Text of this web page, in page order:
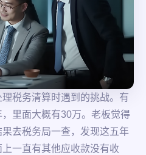
税务清算时遇到的挑战。有
里面大概有30万。老板觉得
去税务局一查，发现这五年
一直有其他应收款没有收